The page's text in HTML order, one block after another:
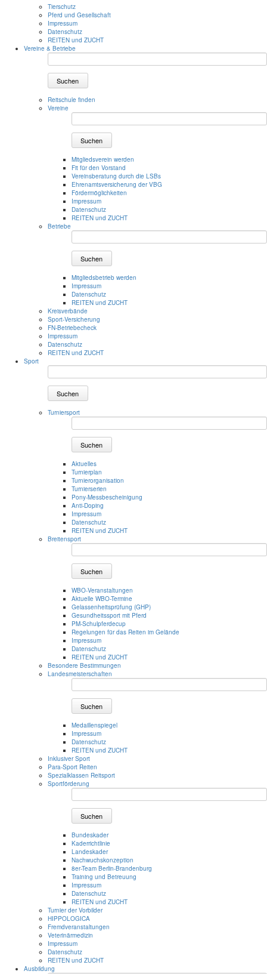
Tierschutz
Pferd und Gesellschaft
Impressum
Datenschutz
REITEN und ZUCHT
Vereine & Betriebe
Suchen
Reitschule finden
Vereine
Suchen
Mitgliedsverein werden
Fit für den Vorstand
Vereinsberatung durch die LSBs
Ehrenamtsversicherung der VBG
Fördermöglichkeiten
Impressum
Datenschutz
REITEN und ZUCHT
Betriebe
Suchen
Mitgliedsbetrieb werden
Impressum
Datenschutz
REITEN und ZUCHT
Kreisverbände
Sport-Versicherung
FN-Betriebecheck
Impressum
Datenschutz
REITEN und ZUCHT
Sport
Suchen
Turniersport
Suchen
Aktuelles
Turnierplan
Turnierorganisation
Turnierserien
Pony-Messbescheinigung
Anti-Doping
Impressum
Datenschutz
REITEN und ZUCHT
Breitensport
Suchen
WBO-Veranstaltungen
Aktuelle WBO-Termine
Gelassenheitsprüfung (GHP)
Gesundheitssport mit Pferd
PM-Schulpferdecup
Regelungen für das Reiten im Gelände
Impressum
Datenschutz
REITEN und ZUCHT
Besondere Bestimmungen
Landesmeisterschaften
Suchen
Medaillenspiegel
Impressum
Datenschutz
REITEN und ZUCHT
Inklusiver Sport
Para-Sport Reiten
Spezialklassen Reitsport
Sportförderung
Suchen
Bundeskader
Kaderrichtlinie
Landeskader
Nachwuchskonzeption
8er-Team Berlin-Brandenburg
Training und Betreuung
Impressum
Datenschutz
REITEN und ZUCHT
Turnier der Vorbilder
HIPPOLOGICA
Fremdveranstaltungen
Veterinärmedizin
Impressum
Datenschutz
REITEN und ZUCHT
Ausbildung